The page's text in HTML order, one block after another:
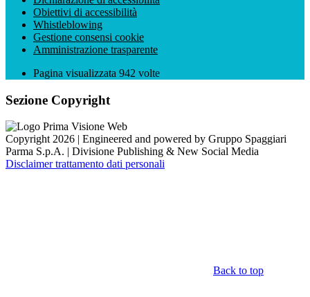
Obiettivi di accessibilità
Whistleblowing
Gestione consensi cookie
Amministrazione trasparente
Pagina visualizzata 942 volte
Sezione Copyright
Copyright 2026 | Engineered and powered by Gruppo Spaggiari
Parma S.p.A. | Divisione Publishing & New Social Media
Disclaimer trattamento dati personali
Back to top